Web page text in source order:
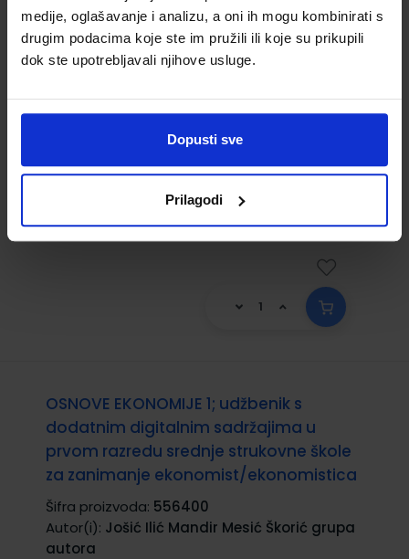
medije, oglašavanje i analizu, a oni ih mogu kombinirati s
drugim podacima koje ste im pružili ili koje su prikupili
dok ste upotrebljavali njihove usluge.
Dopusti sve
Prilagodi
OSNOVE EKONOMIJE 1; radna bilježnica u
prvom razredu srednje strukovne škole
za zanimanje ekonomist/ekonomistica
Autor(i):Jadranka Jošić Tatjana Putar
broj ministarstva:6349-DOM
16,00 €
OSNOVE EKONOMIJE 1; udžbenik s
dodatnim digitalnim sadržajima u
prvom razredu srednje strukovne škole
za zanimanje ekonomist/ekonomistica
Šifra proizvoda: 556400
Autor(i): Jošić Ilić Mandir Mesić Škorić grupa
autora